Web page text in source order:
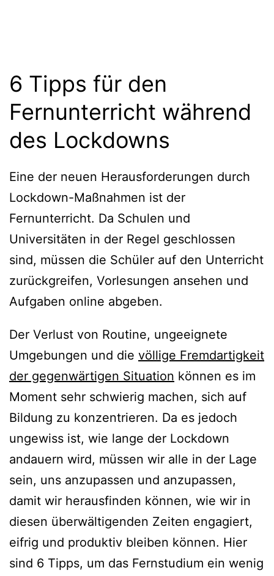
6 Tipps für den
Fernunterricht während
des Lockdowns
Eine der neuen Herausforderungen durch
Lockdown-Maßnahmen ist der
Fernunterricht. Da Schulen und
Universitäten in der Regel geschlossen
sind, müssen die Schüler auf den Unterricht
zurückgreifen, Vorlesungen ansehen und
Aufgaben online abgeben.
Der Verlust von Routine, ungeeignete
Umgebungen und die völlige Fremdartigkeit
der gegenwärtigen Situation können es im
Moment sehr schwierig machen, sich auf
Bildung zu konzentrieren. Da es jedoch
ungewiss ist, wie lange der Lockdown
andauern wird, müssen wir alle in der Lage
sein, uns anzupassen und anzupassen,
damit wir herausfinden können, wie wir in
diesen überwältigenden Zeiten engagiert,
eifrig und produktiv bleiben können. Hier
sind 6 Tipps, um das Fernstudium ein wenig